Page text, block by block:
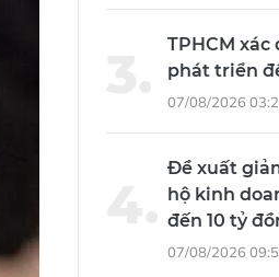
TPHCM
phát triển
07/08/2026
Đề xuất
hộ kinh
đến 10 tỷ
07/08/2026